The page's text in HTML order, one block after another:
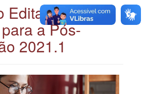
Edital de
a Pós-
2021.1